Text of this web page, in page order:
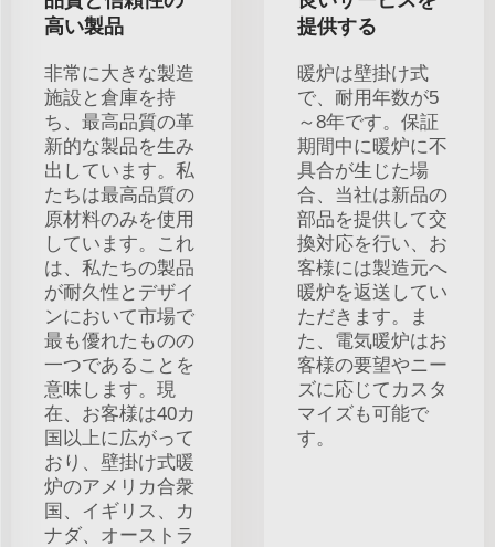
高い製品
非常に大きな製造
施設と倉庫を持
ち、最高品質の革
新的な製品を生み
出しています。私
たちは最高品質の
原材料のみを使用
しています。これ
は、私たちの製品
が耐久性とデザイ
ンにおいて市場で
最も優れたものの
一つであることを
意味します。現
在、お客様は40カ
国以上に広がって
おり、壁掛け式暖
炉のアメリカ合衆
国、イギリス、カ
ナダ、オーストラ
提供する
暖炉は壁掛け式
で、耐用年数が5
～8年です。保証
期間中に暖炉に不
具合が生じた場
合、当社は新品の
部品を提供して交
換対応を行い、お
客様には製造元へ
暖炉を返送してい
ただきます。ま
た、電気暖炉はお
客様の要望やニー
ズに応じてカスタ
マイズも可能で
す。